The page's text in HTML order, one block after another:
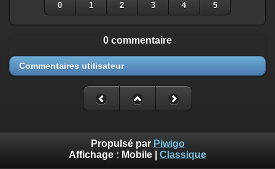
0 1 2 3 4 5
0 commentaire
Commentaires utilisateur
Propulsé par Piwigo
Affichage : Mobile Classique